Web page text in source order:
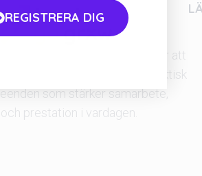
är ett strukturerat arbetssätt för att
trygghet i team genom praktisk
som stärker samarbete,
och prestation i vardagen.
REGISTRERA DIG